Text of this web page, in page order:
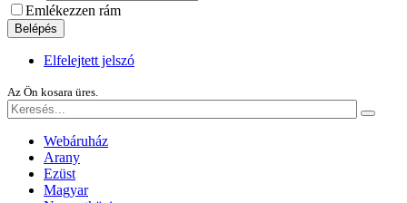
Emlékezzen rám
Belépés
Elfelejtett jelszó
Az Ön kosara üres.
Webáruház
Arany
Ezüst
Magyar